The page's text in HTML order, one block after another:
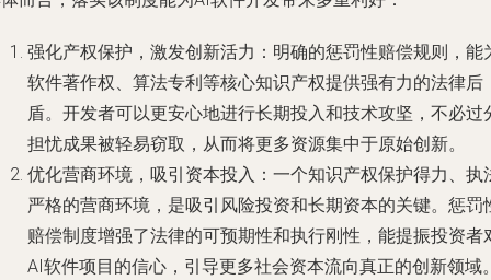
强化产权保护，激发创新活力 ：明确的惩罚性赔偿规则，能
软件著作权、算法专利等核心知识产权提供强有力的法律后
盾。开发者可以更安心地进行长期投入和技术攻坚，不必过
担忧成果被轻易窃取，从而将更多资源集中于原始创新。
优化营商环境，吸引资本投入 ：一个知识产权保护得力、执
严格的营商环境，是吸引风险投资和长期资本的关键。惩罚
赔偿制度增强了法律的可预期性和执行刚性，能提振投资者
AI软件项目的信心，引导更多社会资本流向真正的创新领域